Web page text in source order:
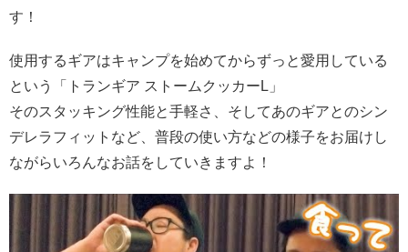
す！
使用するギアはキャンプを始めてからずっと愛用している
という「トランギア ストームクッカーL」
そのスタッキング性能と手軽さ、そしてあのギアとのシン
デレラフィットなど、普段の使い方などの様子をお届けし
ながらいろんなお話をしていきますよ！